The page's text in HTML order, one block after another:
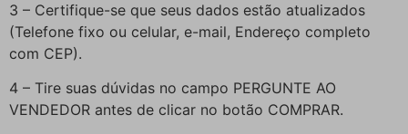
3 – Certifique-se que seus dados estão atualizados
(Telefone fixo ou celular, e-mail, Endereço completo
com CEP).
4 – Tire suas dúvidas no campo PERGUNTE AO
VENDEDOR antes de clicar no botão COMPRAR.